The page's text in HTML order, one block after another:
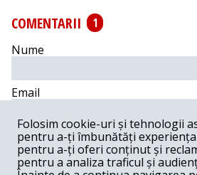
COMENTARII
1
Nume
Email
Comentariu
Folosim cookie-uri și tehnologii
pentru a-ți îmbunătăți experiența
pentru a-ți oferi conținut și
pentru a analiza traficul și